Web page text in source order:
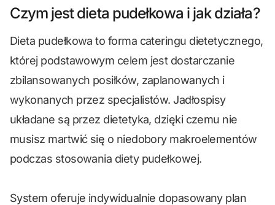
Czym jest dieta pudełkowa i jak działa?
Dieta pudełkowa to forma cateringu dietetycznego,
której podstawowym celem jest dostarczanie
zbilansowanych posiłków, zaplanowanych i
wykonanych przez specjalistów. Jadłospisy
układane są przez dietetyka, dzięki czemu nie
musisz martwić się o niedobory makroelementów
podczas stosowania diety pudełkowej.
System oferuje indywidualnie dopasowany plan